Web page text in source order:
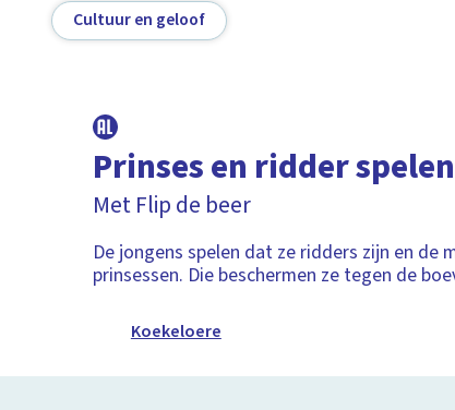
Cultuur en geloof
Prinses en ridder spelen
Met Flip de beer
De jongens spelen dat ze ridders zijn en de
prinsessen. Die beschermen ze tegen de
Koekeloere